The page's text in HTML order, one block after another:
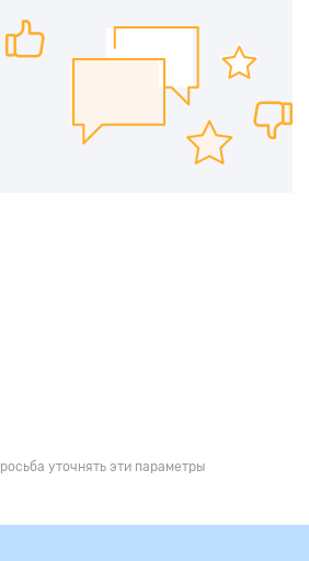
уточнять эти параметры